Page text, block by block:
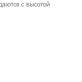
с высотой